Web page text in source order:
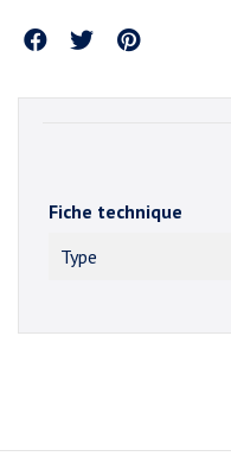
Partager
Fiche technique
Type